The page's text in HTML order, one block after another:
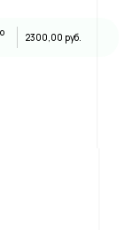
2300,00 руб.